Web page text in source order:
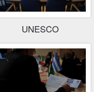
UNESCO